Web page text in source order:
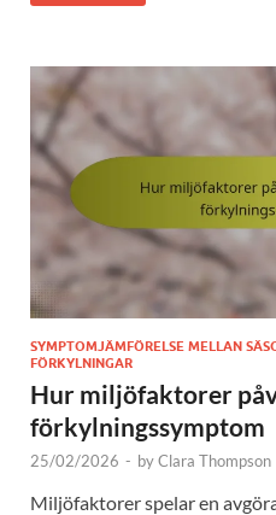
SYMPTOMJÄMFÖRELSE MELLAN
FÖRKYLNINGAR
Hur miljöfaktorer
förkylningssymptom
25/02/2026 - byClara Thompson
Miljöfaktorer spelar en